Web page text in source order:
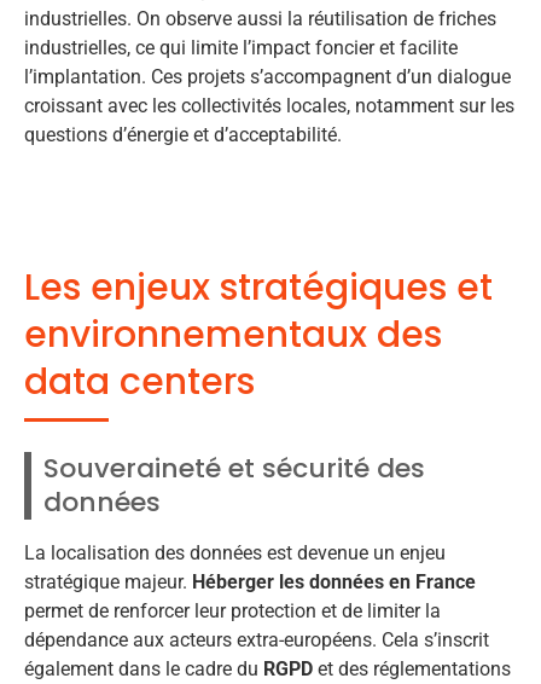
industrielles. On observe aussi la réutilisation de friches
industrielles, ce qui limite l’impact foncier et facilite
l’implantation. Ces projets s’accompagnent d’un dialogue
croissant avec les collectivités locales, notamment sur les
questions d’énergie et d’acceptabilité.
Les enjeux stratégiques et
environnementaux des
data centers
Souveraineté et sécurité des
données
La localisation des données est devenue un enjeu
stratégique majeur. Héberger les données en France
permet de renforcer leur protection et de limiter la
dépendance aux acteurs extra-européens. Cela s’inscrit
également dans le cadre du RGPD et des réglementations